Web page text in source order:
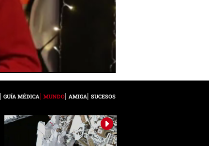
GUÍA MÉDICA MUNDO AMIGA SUCESOS